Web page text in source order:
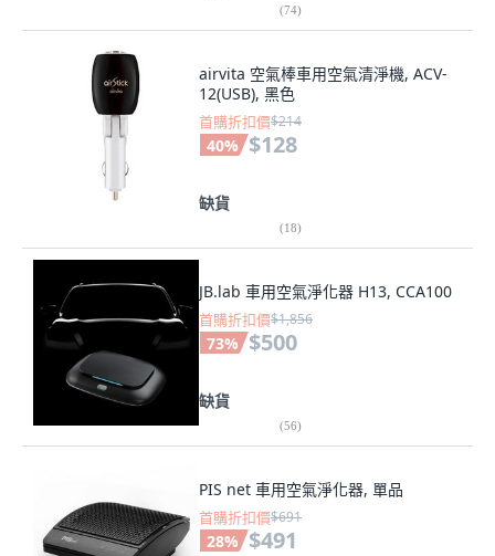
(74)
airvita 空氣棒車用空氣清淨機, ACV-
12(USB), 黑色
首購折扣價$214
40% $128
缺貨
(18)
JB.lab 車用空氣淨化器 H13, CCA100
首購折扣價$1,856
73% $500
缺貨
(56)
PIS net 車用空氣淨化器, 單品
首購折扣價$691
28% $491